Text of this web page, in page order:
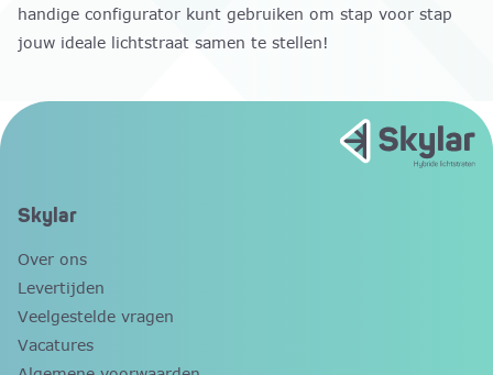
handige configurator kunt gebruiken om stap voor stap
jouw ideale lichtstraat samen te stellen!
Skylar
Over ons
Levertijden
Veelgestelde vragen
Vacatures